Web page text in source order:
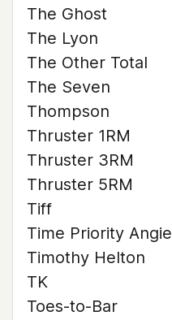
The Ghost
The Lyon
The Other Total
The Seven
Thompson
Thruster 1RM
Thruster 3RM
Thruster 5RM
Tiff
Time Priority Angie
Timothy Helton
TK
Toes-to-Bar